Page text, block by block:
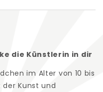
die Künstlerin in dir
im Alter von 10 bis
der Kunst und